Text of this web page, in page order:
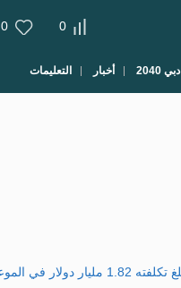
0
0
دبي 2040 أخبار التعليمات
المحدد